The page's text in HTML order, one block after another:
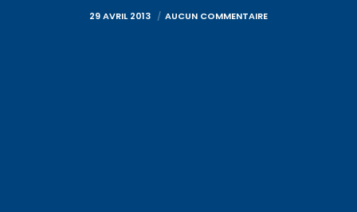
29 AVRIL 2013 AUCUN COMMENTAIRE